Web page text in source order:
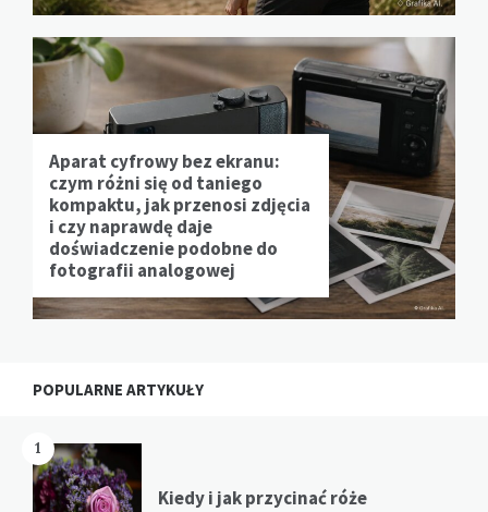
Aparat cyfrowy bez ekranu:
czym różni się od taniego
kompaktu, jak przenosi zdjęcia
i czy naprawdę daje
doświadczenie podobne do
fotografii analogowej
POPULARNE ARTYKUŁY
1
Kiedy i jak przycinać róże